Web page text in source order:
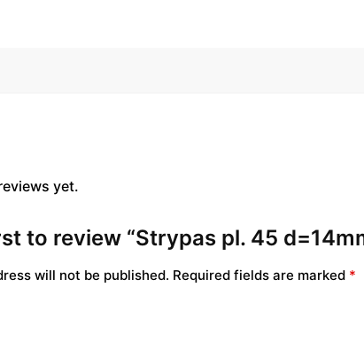
yet.
to review “Strypas pl. 45
will not be published. Required fields are marked *